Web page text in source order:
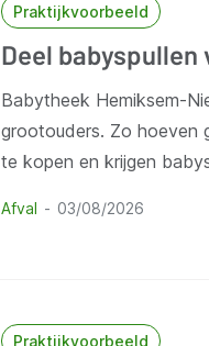
Praktijkvoorbeeld
Deel
Babytheek Hemiksem-
grootouders. Zo hoeven
te kopen en krijgen
Afval 03/08/2026
Praktijkvoorbeeld